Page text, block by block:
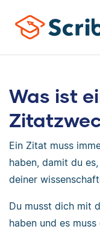
Was ist
Ein Zitat muss
haben, damit du
deiner
Du musst dich mit
haben und es